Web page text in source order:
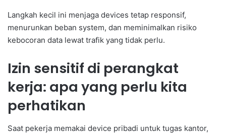
Langkah kecil ini menjaga devices tetap responsif,
menurunkan beban system, dan meminimalkan risiko
kebocoran data lewat trafik yang tidak perlu.
Izin sensitif di perangkat
kerja: apa yang perlu kita
perhatikan
Saat pekerja memakai device pribadi untuk tugas kantor,